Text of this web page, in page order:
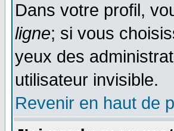
Dans votre profil,
ligne; si vous
yeux des
utilisateur invisible.
Revenir en haut de